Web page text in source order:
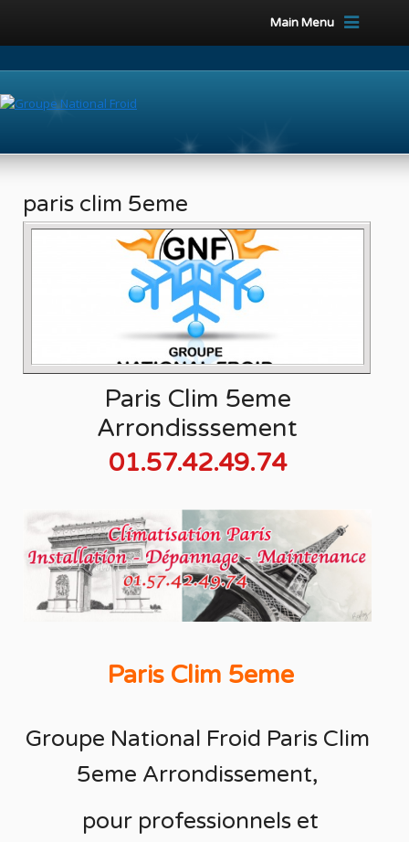
Main Menu
paris clim 5eme
Paris Clim 5eme
Arrondisssement
01.57.42.49.74
Paris Clim 5eme
Groupe National Froid Paris Clim
5eme Arrondissement,
pourprofessionnels et